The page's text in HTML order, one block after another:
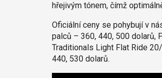
hřejivým tónem, čímž
Oficiální ceny se pohybují v
palců – 360, 440, 500 dolarů,
Traditionals Light Flat Ride
440, 530 dolarů.